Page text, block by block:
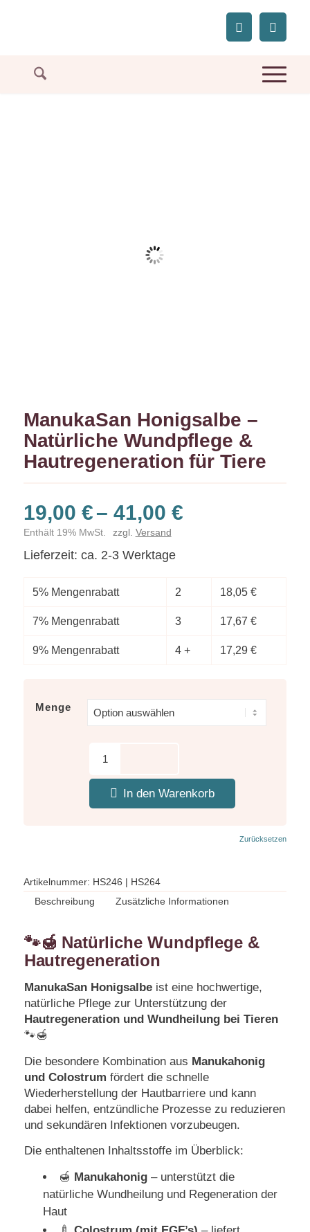
ManukaSan Honigsalbe –
Natürliche Wundpflege &
Hautregeneration für Tiere
19,00 €– 41,00 €
Enthält 19% MwSt. zzgl. Versand
Lieferzeit: ca. 2-3 Werktage
5% Mengenrabatt 2 18,05 €
7% Mengenrabatt 3 17,67 €
9% Mengenrabatt 4 + 17,29 €
Menge
Zurücksetzen
In den Warenkorb
Artikelnummer: HS246 | HS264
Beschreibung
Zusätzliche Informationen
🐾🍯 Natürliche Wundpflege &
Hautregeneration
ManukaSan Honigsalbeist eine hochwertige,
natürliche Pflege zur Unterstützung der
Hautregeneration und Wundheilung bei Tieren
🐾🍯
Die besondere Kombination aus Manukahonig
und Colostrum fördert die schnelle
Wiederherstellung der Hautbarriere und kann
dabei helfen, entzündliche Prozesse zu reduzieren
und sekundären Infektionen vorzubeugen.
Die enthaltenen Inhaltsstoffe im Überblick:
🍯 Manukahonig– unterstützt die
natürliche Wundheilung und Regeneration der
Haut